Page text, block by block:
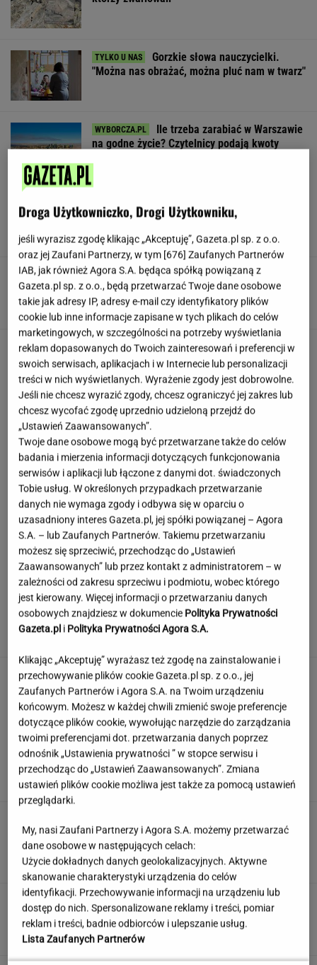
Gorzkie słowa nauczycielki.
"Można nas obrażać, można pluć nam w twarz"
Ile trzeba zarabiać w Warszawie
na godne życie? Czytelnicy podają kwoty
SUBSKRYPCJA
Policja apeluje o ostrożność
Republika drastycznie w dół. Triumfuje
konkurencja
Mandaryna o mamie byłego
męża po ich wielkim powrocie. Tego nie
ukrywa
Pełczyńska-Nałęcz o doniesieniach ws.
Hołowni: Ciężko uwierzyć
Znasz się na wypiekach? Nasze pytania i tak
mogą cię zaskoczyć!
zagranicznym wyjazdem. O tym wiele osób
zapomina
MATERIAŁ PROMOCYJNY
Płacą absurdalny podatek. Ministerstwo
prawa nie zmieni
MATERIAŁ PROMOCYJNY
Droga Użytkowniczko, Drogi Użytkowniku,
jeśli wyrazisz zgodę klikając „Akceptuję”, Gazeta.pl sp. z o.o.
oraz jej Zaufani Partnerzy, w tym [676] Zaufanych Partnerów
IAB, jak również Agora S.A. będąca spółką powiązaną z
Gazeta.pl sp. z o.o., będą przetwarzać Twoje dane osobowe
takie jak adresy IP, adresy e-mail czy identyfikatory plików
cookie lub inne informacje zapisane w tych plikach do celów
marketingowych, w szczególności na potrzeby wyświetlania
reklam dopasowanych do Twoich zainteresowań i preferencji w
swoich serwisach, aplikacjach i w Internecie lub personalizacji
treści w nich wyświetlanych. Wyrażenie zgody jest dobrowolne.
Jeśli nie chcesz wyrazić zgody, chcesz ograniczyć jej zakres lub
chcesz wycofać zgodę uprzednio udzieloną przejdź do
„Ustawień Zaawansowanych”.
Twoje dane osobowe mogą być przetwarzane także do celów
badania i mierzenia informacji dotyczących funkcjonowania
serwisów i aplikacji lub łączone z danymi dot. świadczonych
Tobie usług. W określonych przypadkach przetwarzanie
danych nie wymaga zgody i odbywa się w oparciu o
uzasadniony interes Gazeta.pl, jej spółki powiązanej – Agora
S.A. – lub Zaufanych Partnerów. Takiemu przetwarzaniu
możesz się sprzeciwić, przechodząc do „Ustawień
Zaawansowanych” lub przez kontakt z administratorem – w
zależności od zakresu sprzeciwu i podmiotu, wobec którego
jest kierowany. Więcej informacji o przetwarzaniu danych
osobowych znajdziesz w dokumencie Polityka Prywatności
Gazeta.pl i Polityka Prywatności Agora S.A.
Klikając „Akceptuję” wyrażasz też zgodę na zainstalowanie i
przechowywanie plików cookie Gazeta.pl sp. z o.o., jej
Zaufanych Partnerów i Agora S.A. na Twoim urządzeniu
końcowym. Możesz w każdej chwili zmienić swoje preferencje
dotyczące plików cookie, wywołując narzędzie do zarządzania
twoimi preferencjami dot. przetwarzania danych poprzez
odnośnik „Ustawienia prywatności ” w stopce serwisu i
przechodząc do „Ustawień Zaawansowanych”. Zmiana
ustawień plików cookie możliwa jest także za pomocą ustawień
przeglądarki.
My, nasi Zaufani Partnerzy i Agora S.A. możemy przetwarzać
dane osobowe w następujących celach:
Użycie dokładnych danych geolokalizacyjnych. Aktywne
skanowanie charakterystyki urządzenia do celów
identyfikacji. Przechowywanie informacji na urządzeniu lub
dostęp do nich. Spersonalizowane reklamy i treści, pomiar
reklam i treści, badnie odbiorców i ulepszanie usług.
Lista Zaufanych Partnerów